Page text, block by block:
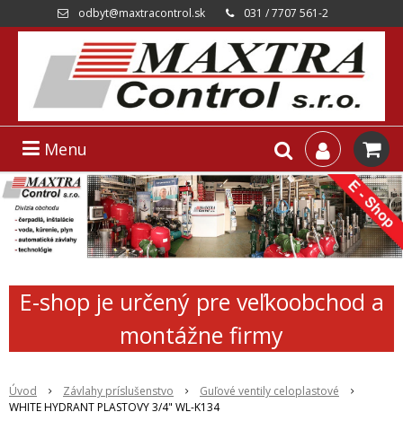
odbyt@maxtracontrol.sk 031 / 7707 561-2
Menu
E-shop je určený pre veľkoobchod a
montážne firmy
Úvod Závlahy príslušenstvo
Guľové ventily celoplastové
WHITE HYDRANT PLASTOVY 3/4" WL-K134